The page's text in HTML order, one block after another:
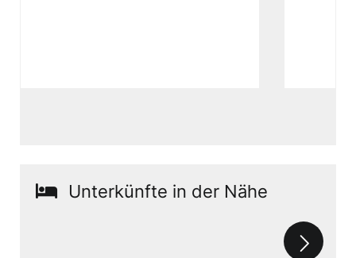
Unterkünfte in der Nähe